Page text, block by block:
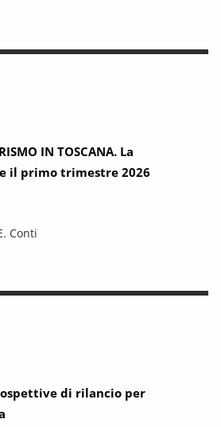
Toscana nel 2025
IN TOSCANA. La
il primo trimestre 2026
Conti
IN TOSCANA. La congiuntura 2025 e il
di rilancio per